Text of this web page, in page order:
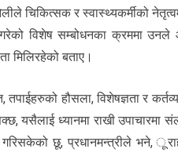
चिकित्सक र स्वास्थ्यकर्मीको
विशेष सम्बोधनका क्रममा उनले
मिलिरहेको बताए।
हौसला, विशेषज्ञता र
यसैलाई ध्यानमा राखी उपाचारमा
छू, प्रधानमन्त्रीले भने,